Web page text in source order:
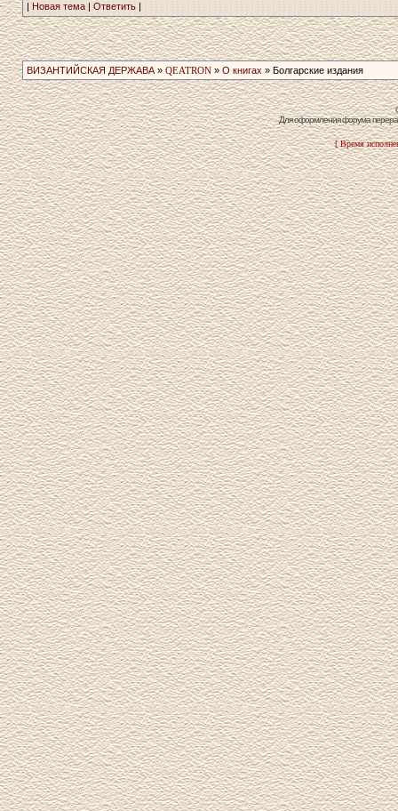
| Новая тема|Ответить|
ВИЗАНТИЙСКАЯ ДЕРЖАВА» QEATRON» О книгах » Болгарские издания
Для оформления форума
[ Время